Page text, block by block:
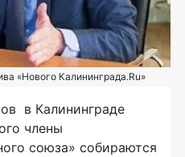
«Нового Калининграда.Ru»
в Калининграде
члены
союза» собираются